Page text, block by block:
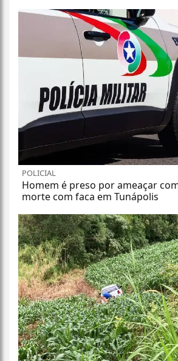
POLICIAL
Homem é preso por ameaçar
morte com faca em Tunápolis